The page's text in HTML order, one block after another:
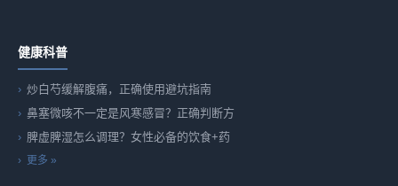
健康科普
炒白芍缓解腹痛，正确使用避坑指南
鼻塞微咳不一定是风寒感冒？正确判断方
脾虚脾湿怎么调理？女性必备的饮食+药
更多 »